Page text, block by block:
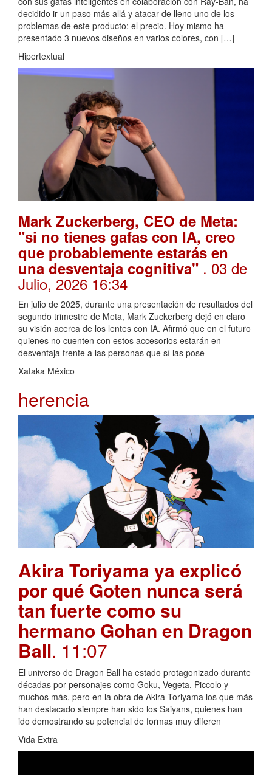
decidido ir un paso más allá y atacar de lleno uno de los
problemas de este producto: el precio. Hoy mismo ha
presentado 3 nuevos diseños en varios colores, con […]
Hipertextual
Mark Zuckerberg, CEO de Meta:
"si no tienes gafas con IA, creo
que probablemente estarás en
una desventaja cognitiva" . 03 de
Julio, 2026 16:34
En julio de 2025, durante una presentación de resultados del
segundo trimestre de Meta, Mark Zuckerberg dejó en claro
su visión acerca de los lentes con IA. Afirmó que en el futuro
quienes no cuenten con estos accesorios estarán en
desventaja frente a las personas que sí las pose
Xataka México
herencia
Akira Toriyama ya explicó
por qué Goten nunca será
tan fuerte como su
hermano Gohan en Dragon
Ball. 11:07
El universo de Dragon Ball ha estado protagonizado durante
décadas por personajes como Goku, Vegeta, Piccolo y
muchos más, pero en la obra de Akira Toriyama los que más
han destacado siempre han sido los Saiyans, quienes han
ido demostrando su potencial de formas muy diferen
Vida Extra